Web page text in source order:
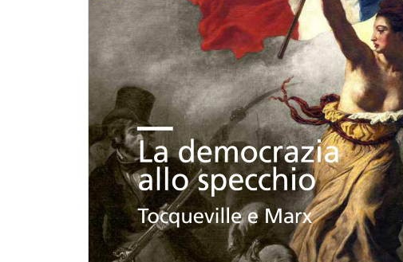
Open access